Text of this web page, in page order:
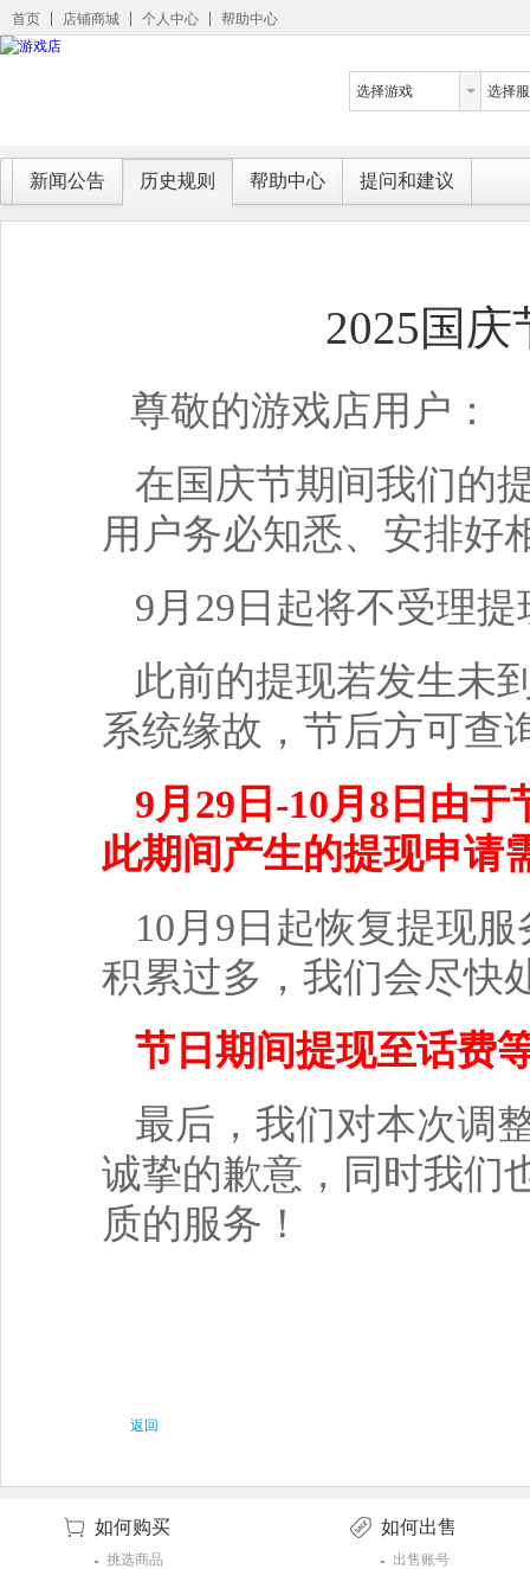
首页 店铺商城 个人中心 帮助中心
选择游戏 选择
新闻公告 历史规则 帮助中心 提问和建议
2025国
尊敬的游戏店用户：
在国庆节期间我们的
用户务必知悉、安排好
9月29 日起将不受理
此前的提现若发生未
系统缘故，节后方可查
9月 29 日-10月8 日由于
此期间产生的提现申请
10月9 日起恢复提现
积累过多，我们会尽快
节日期间提现至话费
最后，我们对本次调
诚挚的歉意，同时我们
质的服务！
返回
如何购买
挑选商品
如何出售
出售账号